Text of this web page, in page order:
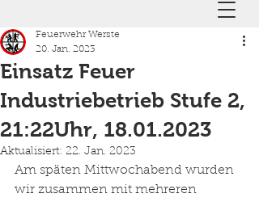
Einsatz Feuer
Industriebetrieb Stufe 2,
21:22Uhr, 18.01.2023
Feuerwehr Werste
20. Jan. 2023
Aktualisiert: 22. Jan. 2023
Am späten Mittwochabend wurden
wir zusammen mit mehreren